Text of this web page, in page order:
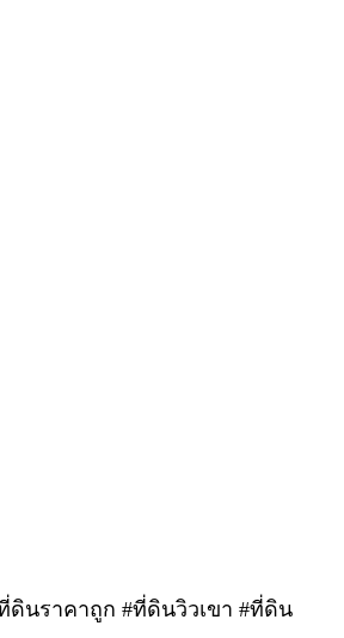
นราคาถูก #ที่ดินวิวเขา #ที่ดิน